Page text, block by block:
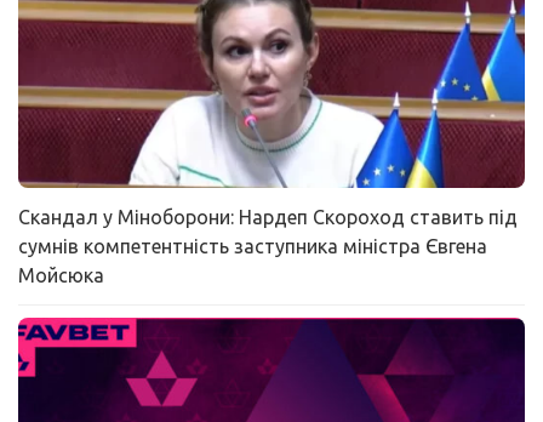
Скандал у Міноборони: Нардеп Скороход ставить під
сумнів компетентність заступника міністра Євгена
Мойсюка